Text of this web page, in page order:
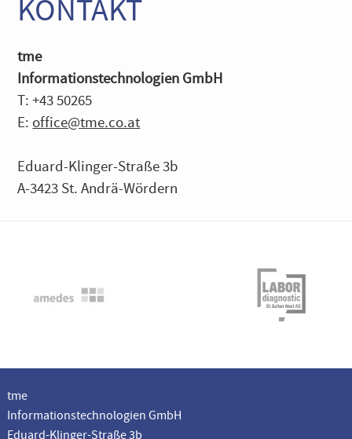
KONTAKT
tme
Informationstechnologien GmbH
T: +43 50265
E: office@tme.co.at
Eduard-Klinger-Straße 3b
A-3423 St. Andrä-Wördern
tme
Informationstechnologien GmbH
Eduard-Klinger-Straße 3b